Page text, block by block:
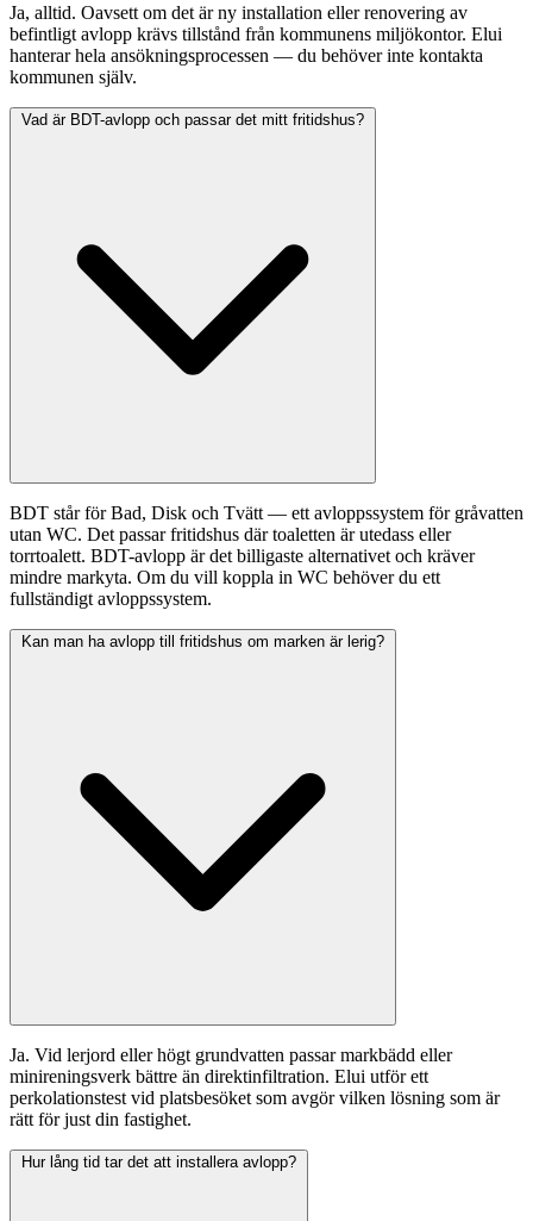
Ja, alltid. Oavsett om det är ny installation eller renovering av
befintligt avlopp krävs tillstånd från kommunens miljökontor. Elui
hanterar hela ansökningsprocessen — du behöver inte kontakta
kommunen själv.
Vad är BDT-avlopp och passar det mitt fritidshus?
BDT står för Bad, Disk och Tvätt — ett avloppssystem för gråvatten
utan WC. Det passar fritidshus där toaletten är utedass eller
torrtoalett. BDT-avlopp är det billigaste alternativet och kräver
mindre markyta. Om du vill koppla in WC behöver du ett
fullständigt avloppssystem.
Kan man ha avlopp till fritidshus om marken är lerig?
Ja. Vid lerjord eller högt grundvatten passar markbädd eller
minireningsverk bättre än direktinfiltration. Elui utför ett
perkolationstest vid platsbesöket som avgör vilken lösning som är
rätt för just din fastighet.
Hur lång tid tar det att installera avlopp?